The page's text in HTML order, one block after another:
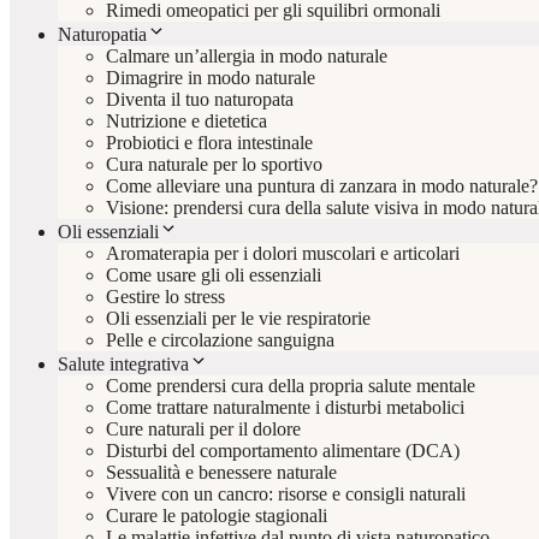
Rimedi omeopatici per gli squilibri ormonali
Naturopatia
Calmare un’allergia in modo naturale
Dimagrire in modo naturale
Diventa il tuo naturopata
Nutrizione e dietetica
Probiotici e flora intestinale
Cura naturale per lo sportivo
Come alleviare una puntura di zanzara in modo naturale?
Visione: prendersi cura della salute visiva in modo
Oli essenziali
Aromaterapia per i dolori muscolari e articolari
Come usare gli oli essenziali
Gestire lo stress
Oli essenziali per le vie respiratorie
Pelle e circolazione sanguigna
Salute integrativa
Come prendersi cura della propria salute mentale
Come trattare naturalmente i disturbi metabolici
Cure naturali per il dolore
Disturbi del comportamento alimentare (DCA)
Sessualità e benessere naturale
Vivere con un cancro: risorse e consigli naturali
Curare le patologie stagionali